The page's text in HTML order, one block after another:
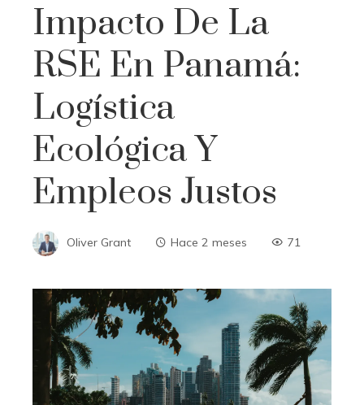
Impacto De La
RSE En Panamá:
Logística
Ecológica Y
Empleos Justos
Oliver Grant Hace 2 meses 71